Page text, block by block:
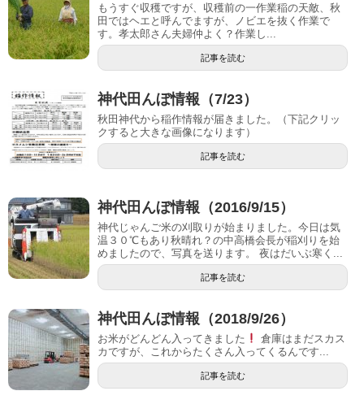
もうすぐ収穫ですが、収穫前の一作業稲の天敵、秋
田ではヘエと呼んでますが、ノビエを抜く作業で
す。孝太郎さん夫婦仲よく？作業し...
記事を読む
神代田んぼ情報（7/23）
秋田神代から稲作情報が届きました。（下記クリッ
クすると大きな画像になります）
記事を読む
神代田んぼ情報（2016/9/15）
神代じゃんご米の刈取りが始まりました。今日は気
温３０℃もあり秋晴れ？の中高橋会長が稲刈りを始
めましたので、写真を送ります。 夜はだいぶ寒く...
記事を読む
神代田んぼ情報（2018/9/26）
お米がどんどん入ってきました
倉庫はまだスカス
カですが、これからたくさん入ってくるんです...
記事を読む